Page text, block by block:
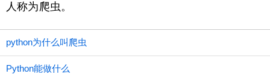
人称为爬虫。
python为什么叫爬虫
Python能做什么